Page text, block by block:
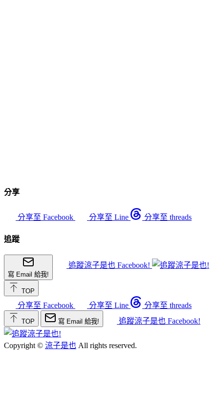
分享
分享至 Facebook 分享至 Line 分享至 threads
追蹤
寫 Email 給我!
追蹤涼子是也 Facebook!
TOP
分享至 Facebook 分享至 Line 分享至 threads
TOP 寫 Email 給我! 追蹤涼子是也 Facebook!
Copyright © 涼子是也 All rights reserved.